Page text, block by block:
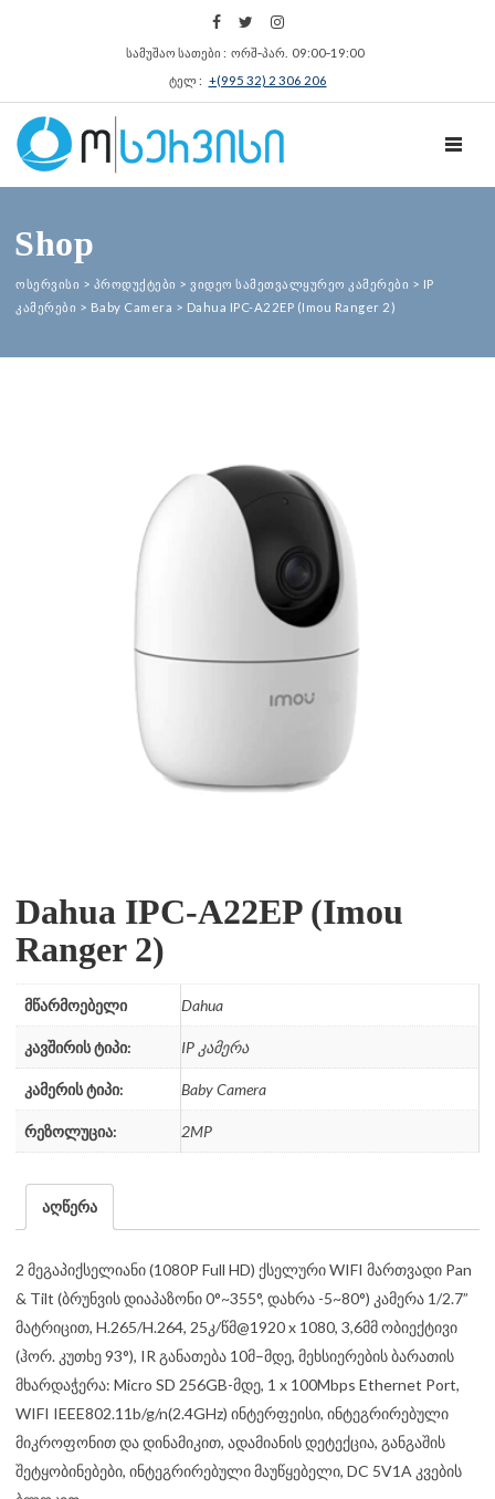
სამუშაო სათები : ორშ‑პარ. 09:00‑19:00
ტელ : +(995 32) 2 306 206
Shop
ოსერვისი > პროდუქტები > ვიდეო სამეთვალყურეო კამერები > IP
კამერები > Baby Camera > Dahua IPC-A22EP (Imou Ranger 2)
Dahua IPC-A22EP (Imou
Ranger 2)
მწარმოებელი Dahua
კავშირის ტიპი: IP კამერა
კამერის ტიპი: Baby Camera
რეზოლუცია: 2MP
აღწერა
2 მეგაპიქსელიანი (1080P Full HD) ქსელური WIFI მართვადი Pan
& Tilt (ბრუნვის დიაპაზონი 0°~355°, დახრა -5~80°) კამერა 1/2.7”
მატრიცით, H.265/H.264, 25კ/წმ@1920 x 1080, 3,6მმ ობიექტივი
(ჰორ. კუთხე 93°), IR განათება 10მ–მდე, მეხსიერების ბარათის
მხარდაჭერა: Micro SD 256GB-მდე, 1 x 100Mbps Ethernet Port,
WIFI IEEE802.11b/g/n(2.4GHz) ინტერფეისი, ინტეგრირებული
მიკროფონით და დინამიკით, ადამიანის დეტექცია, განგაშის
შეტყობინებები, ინტეგრირებული მაუწყებელი, DC 5V1A კვების